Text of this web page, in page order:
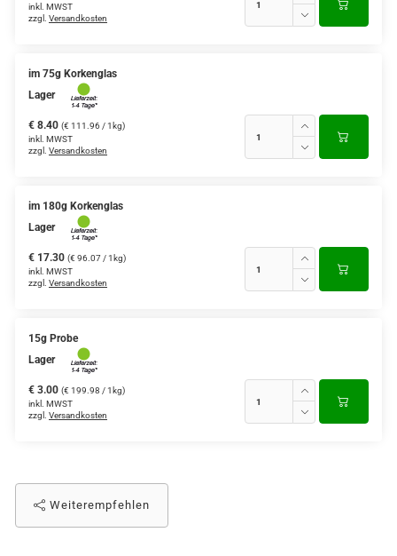
inkl. MWST
zzgl. Versandkosten
im 75g Korkenglas
Lager
€ 8.40 (€ 111.96 / 1kg)
inkl. MWST
zzgl. Versandkosten
im 180g Korkenglas
Lager
€ 17.30 (€ 96.07 / 1kg)
inkl. MWST
zzgl. Versandkosten
15g Probe
Lager
€ 3.00 (€ 199.98 / 1kg)
inkl. MWST
zzgl. Versandkosten
Weiterempfehlen